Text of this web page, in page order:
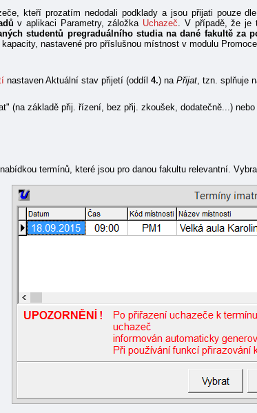
kteří prozatím nedodali podklady a jsou přijati pouze dle
v aplikaci Parametry, záložka Uchazeč . V případě, že je
studentů pregraduálního studia na dané fakultě za
kapacity, nastavené pro příslušnou místnost v modulu Promoce.
nastaven Aktuální stav přijetí (oddíl 4.) na Přijat , tzn. splňuje
(na základě přij. řízení, bez přij. zkoušek, dodatečně...)
termínů, které jsou pro danou fakultu relevantní.